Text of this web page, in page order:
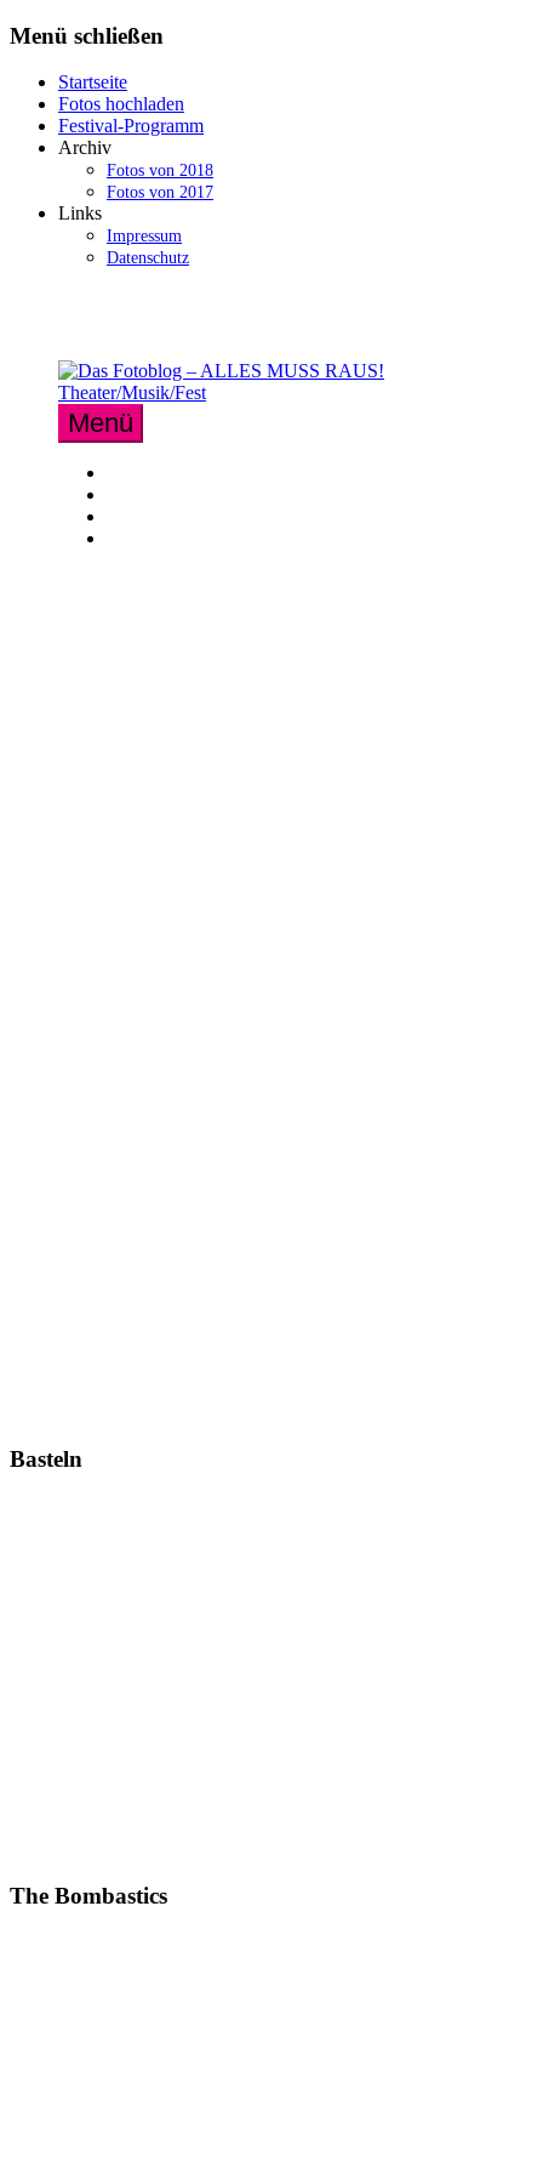
Zum
springen
Menü schließen
Startseite
Fotos hochladen
Festival-Programm
Archiv
Fotos von 2018
Fotos von 2017
Links
Impressum
Datenschutz
Menü
Basteln
The Bombastics